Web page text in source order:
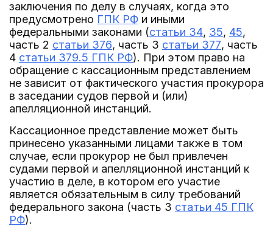
заключения по делу в случаях, когда это
предусмотрено ГПК РФ и иными
федеральными законами (статьи 34, 35, 45,
часть 2 статьи 376, часть 3 статьи 377, часть
4 статьи 379.5 ГПК РФ). При этом право на
обращение с кассационным представлением
не зависит от фактического участия прокурора
в заседании судов первой и (или)
апелляционной инстанций.
Кассационное представление может быть
принесено указанными лицами также в том
случае, если прокурор не был привлечен
судами первой и апелляционной инстанций к
участию в деле, в котором его участие
является обязательным в силу требований
федерального закона (часть 3 статьи 45 ГПК
РФ).